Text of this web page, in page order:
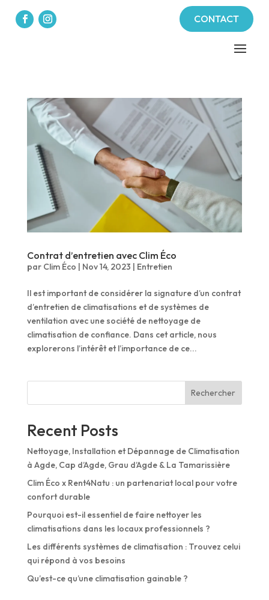
CONTACT
Contrat d’entretien avec Clim Éco
par Clim Éco | Nov 14, 2023 | Entretien
Il est important de considérer la signature d’un contrat
d’entretien de climatisations et de systèmes de
ventilation avec une société de nettoyage de
climatisation de confiance. Dans cet article, nous
explorerons l’intérêt et l’importance de ce...
Rechercher
Recent Posts
Nettoyage, Installation et Dépannage de Climatisation
à Agde, Cap d’Agde, Grau d’Agde & La Tamarissière
Clim Éco x Rent4Natu : un partenariat local pour votre
confort durable
Pourquoi est-il essentiel de faire nettoyer les
climatisations dans les locaux professionnels ?
Les différents systèmes de climatisation : Trouvez celui
qui répond à vos besoins
Qu’est-ce qu’une climatisation gainable ?